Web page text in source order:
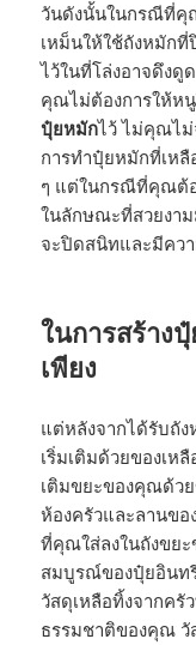
วันดังนั้นในกรณีที่คุ
เหม็นให้ใช้ถังหมัก
ไว้ในที่โล่งอาจดึง
คุณไม่ต้องการให้ห
ปุ๋ยหมักไว้ ไม่คุณไม่
การทำปุ๋ยหมักที่เห
ๆ แต่ในกรณีที่คุณต้อ
ในลักษณะที่สวยงา
จะปิดสนิทและมีคว
ในการสร้าง
เพียง
แต่หลังจากได้รับถั
เริ่มเติมด้วยของเห
เติมขยะของคุณด้ว
ห้องครัวและลานข
ที่คุณใส่ลงในถังขย
สมบูรณ์ของปุ๋ยอินท
วัสดุเหลือทิ้งจากครั
ธรรมชาติของคุณ วั